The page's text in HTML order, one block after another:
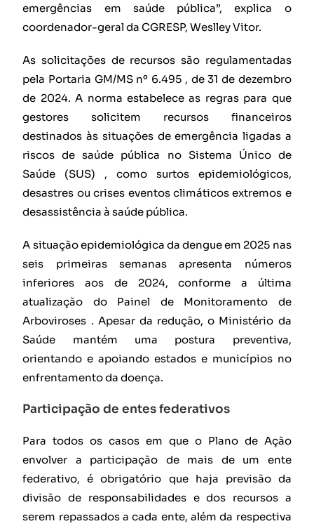
emergências em saúde pública”, explica o
coordenador-geral da CGRESP, Weslley Vitor.
As solicitações de recursos são regulamentadas
pela Portaria GM/MS nº 6.495 , de 31 de dezembro
de 2024. A norma estabelece as regras para que
gestores solicitem recursos financeiros
destinados às situações de emergência ligadas a
riscos de saúde pública no Sistema Único de
Saúde (SUS) , como surtos epidemiológicos,
desastres ou crises eventos climáticos extremos e
desassistência à saúde pública.
A situação epidemiológica da dengue em 2025 nas
seis primeiras semanas apresenta números
inferiores aos de 2024, conforme a última
atualização do Painel de Monitoramento de
Arboviroses . Apesar da redução, o Ministério da
Saúde mantém uma postura preventiva,
orientando e apoiando estados e municípios no
enfrentamento da doença.
Participação de entes federativos
Para todos os casos em que o Plano de Ação
envolver a participação de mais de um ente
federativo, é obrigatório que haja previsão da
divisão de responsabilidades e dos recursos a
serem repassados a cada ente, além da respectiva